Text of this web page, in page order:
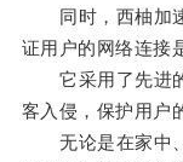
同时，西柚加速
证用户的网络连接
它采用了先进的
客入侵，保护用户
无论是在家中、